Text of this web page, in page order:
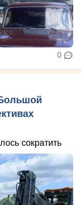
0
сократить